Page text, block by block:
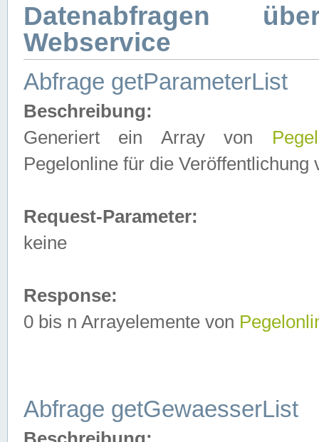
Datenabfragen
Webservice
Abfrage getParameterList
Beschreibung:
Generiert ein Array von
Pegelonline für die Veröffentlichung
Request-Parameter:
keine
Response:
0 bis n Arrayelemente von
Abfrage getGewaesserList